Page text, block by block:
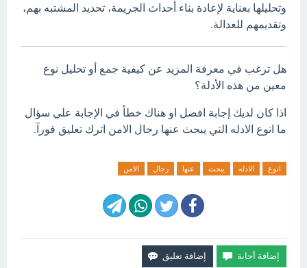
وتحليلها بعناية لإعادة بناء أحداث الجريمة، تحديد المشتبه بهم،
وتقديمهم للعدالة.
هل ترغب في معرفة المزيد عن كيفية جمع أو تحليل نوع
معين من هذه الأدلة؟
اذا كان لديك إجابة افضل او هناك خطأ في الإجابة علي سؤال
ما انوع الادله التي يبحث عنها رجال الامن اترك تعليق فورآ.
انوع الادله يبحث عنها رجال الامن